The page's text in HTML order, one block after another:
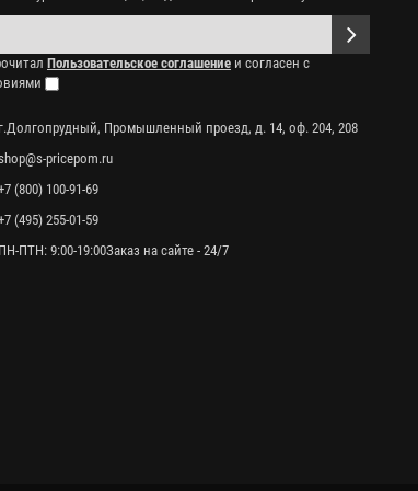
Пользовательское соглашение и согласен с
г.Долгопрудный, Промышленный проезд, д. 14, оф. 204, 208
pricepom.ru
(800) 100-91-69
(495) 255-01-59
ПН-ПТН: 9:00-19:00Заказ на сайте - 24/7